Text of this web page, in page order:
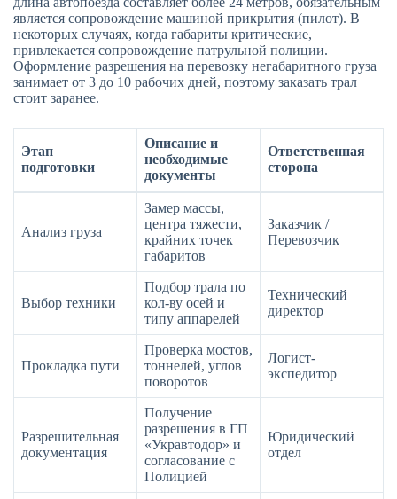
является сопровождение машиной прикрытия (пилот). В
некоторых случаях, когда габариты критические,
привлекается сопровождение патрульной полиции.
Оформление разрешения на перевозку негабаритного груза
занимает от 3 до 10 рабочих дней, поэтому заказать трал
стоит заранее.
Этап
подготовки
Описание и
необходимые
документы
Ответственная
сторона
Анализ груза
Замер массы,
центра тяжести,
крайних точек
габаритов
Заказчик /
Перевозчик
Выбор техники
Подбор трала по
кол-ву осей и
типу аппарелей
Технический
директор
Прокладка пути
Проверка мостов,
тоннелей, углов
поворотов
Логист-
экспедитор
Разрешительная
документация
Получение
разрешения в ГП
«Укравтодор» и
согласование с
Полицией
Юридический
отдел